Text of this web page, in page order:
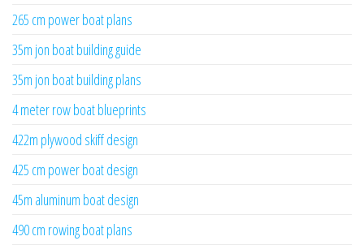
265 cm power boat plans
35m jon boat building guide
35m jon boat building plans
4 meter row boat blueprints
422m plywood skiff design
425 cm power boat design
45m aluminum boat design
490 cm rowing boat plans